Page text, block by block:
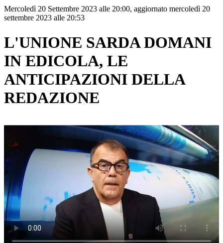
Mercoledì 20 Settembre 2023 alle 20:00, aggiornato mercoledì 20
settembre 2023 alle 20:53
L'UNIONE SARDA DOMANI
IN EDICOLA, LE
ANTICIPAZIONI DELLA
REDAZIONE